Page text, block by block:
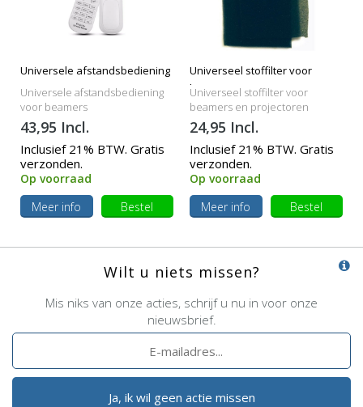
Universele afstandsbediening
Universele afstandsbediening
voor beamers
43,95 Incl.
Inclusief 21% BTW. Gratis
verzonden.
Op voorraad
Meer info
Bestel
Universeel stoffilter voor
beamers
Universeel stoffilter voor
beamers en projectoren
24,95 Incl.
Inclusief 21% BTW. Gratis
verzonden.
Op voorraad
Meer info
Bestel
Wilt u niets missen?
Mis niks van onze acties, schrijf u nu in voor onze
nieuwsbrief.
Ja, ik wil geen actie missen